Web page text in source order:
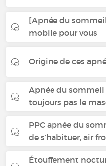
[Apnée du
mobile pour vous
Origine de ces
Apnée du sommeil
toujours pas le
PPC apnée du
de s’habituer, air
Étouffement